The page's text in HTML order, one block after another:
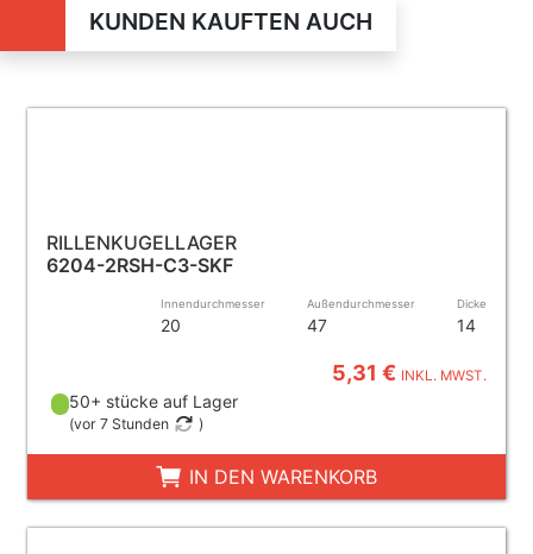
KUNDEN KAUFTEN AUCH
RILLENKUGELLAGER
6204-2RSH-C3-SKF
Innendurchmesser
20
Außendurchmesser
47
Dicke
14
5,31 € INKL. MWST.
50+ stücke auf Lager
(vor 7 Stunden )
IN DEN WARENKORB